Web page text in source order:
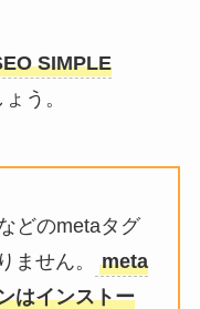
SIMPLE
う。
どのmetaタグ
ません。
meta
はインストー